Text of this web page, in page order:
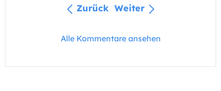
Zurück Weiter
Alle Kommentare ansehen